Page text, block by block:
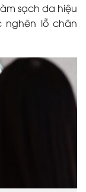
sạch da hiệu
nghẽn lỗ chân